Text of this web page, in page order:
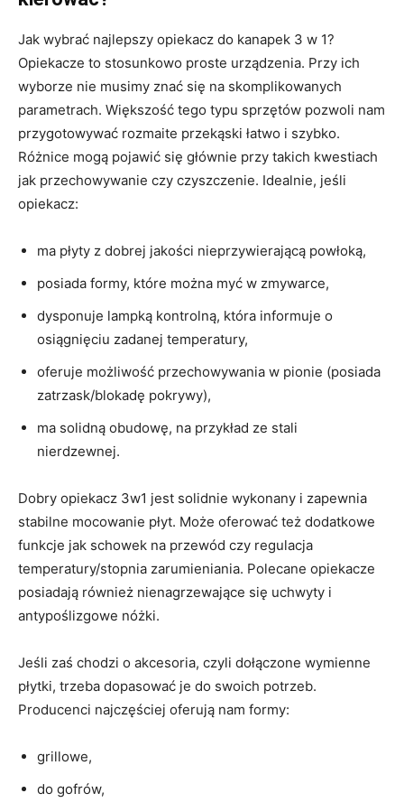
Jak wybrać najlepszy opiekacz do kanapek 3 w 1?
Opiekacze to stosunkowo proste urządzenia. Przy ich
wyborze nie musimy znać się na skomplikowanych
parametrach. Większość tego typu sprzętów pozwoli nam
przygotowywać rozmaite przekąski łatwo i szybko.
Różnice mogą pojawić się głównie przy takich kwestiach
jak przechowywanie czy czyszczenie. Idealnie, jeśli
opiekacz:
ma płyty z dobrej jakości nieprzywierającą powłoką,
posiada formy, które można myć w zmywarce,
dysponuje lampką kontrolną, która informuje o
osiągnięciu zadanej temperatury,
oferuje możliwość przechowywania w pionie (posiada
zatrzask/blokadę pokrywy),
ma solidną obudowę, na przykład ze stali
nierdzewnej.
Dobry opiekacz 3w1 jest solidnie wykonany i zapewnia
stabilne mocowanie płyt. Może oferować też dodatkowe
funkcje jak schowek na przewód czy regulacja
temperatury/stopnia zarumieniania. Polecane opiekacze
posiadają również nienagrzewające się uchwyty i
antypoślizgowe nóżki.
Jeśli zaś chodzi o akcesoria, czyli dołączone wymienne
płytki, trzeba dopasować je do swoich potrzeb.
Producenci najczęściej oferują nam formy:
grillowe,
do gofrów,